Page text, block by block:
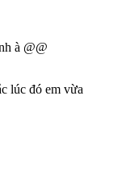
à @@
lúc đó em vừa